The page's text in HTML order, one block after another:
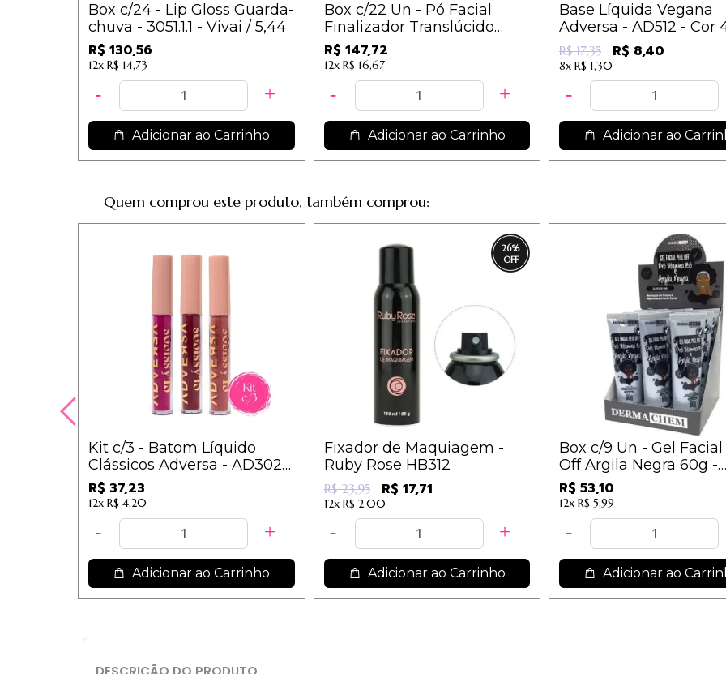
Box c/24 - Lip Gloss Guarda-
chuva - 3051.1.1 - Vivai / 5,44
R$ 130,56
12x R$ 14,73
Adicionar ao Carrinho
Box c/22 Un - Pó Facial
Finalizador Translúcido
Rosa Mosqueta Vegano -
Max Love
R$ 147,72
12x R$ 16,67
Adicionar ao Carrinho
Base Líquida Vegana
Adversa - AD512 - Cor
R$ 17,35 R$ 8,40
8x R$ 1,30
Adicionar ao
Quem comprou este produto, também comprou:
Kit c/3 - Batom Líquido
Clássicos Adversa - AD302 -
Grupo B / 12,41
R$ 37,23
12x R$ 4,20
Adicionar ao Carrinho
26%
Fixador de Maquiagem -
Ruby Rose HB312
R$ 23,95 R$ 17,71
12x R$ 2,00
Adicionar ao Carrinho
Box c/9 Un - Gel Facial
Off Argila Negra 60g -
Dermachem
R$ 53,10
12x R$ 5,99
Adicionar ao